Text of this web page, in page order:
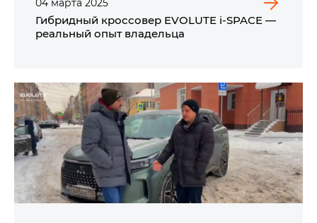
Гибридный кроссовер EVOLUTE i‑SPACE —
реальный опыт владельца